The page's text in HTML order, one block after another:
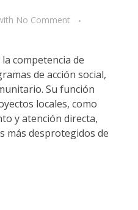
No Comment
la competencia de
de acción social,
Su función
locales, como
y atención directa,
más desprotegidos de